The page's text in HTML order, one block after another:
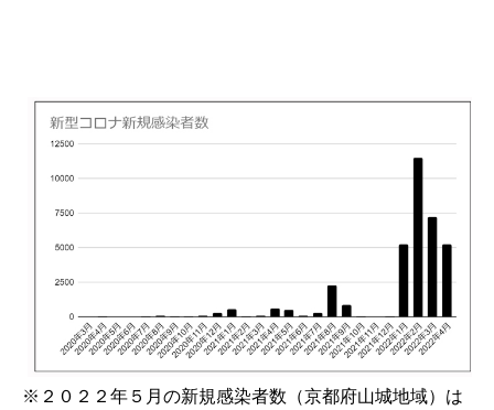
※２０２２年５月の新規感染者数（京都府山城地域）は